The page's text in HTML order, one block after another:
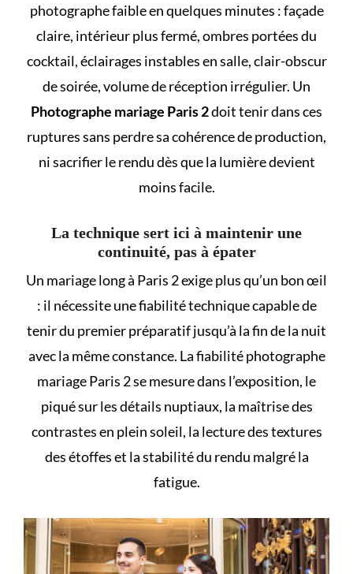
photographe faible en quelques minutes : façade
claire, intérieur plus fermé, ombres portées du
cocktail, éclairages instables en salle, clair-obscur
de soirée, volume de réception irrégulier. Un
Photographe mariage Paris 2doit tenir dans ces
ruptures sans perdre sa cohérence de production,
ni sacrifier le rendu dès que la lumière devient
moins facile.
La technique sert ici à maintenir une
continuité, pas à épater
Un mariage long à Paris 2 exige plus qu’un bon œil
: il nécessite une fiabilité technique capable de
tenir du premier préparatif jusqu’à la fin de la nuit
avec la même constance. La fiabilité photographe
mariage Paris 2 se mesure dans l’exposition, le
piqué sur les détails nuptiaux, la maîtrise des
contrastes en plein soleil, la lecture des textures
des étoffes et la stabilité du rendu malgré la
fatigue.